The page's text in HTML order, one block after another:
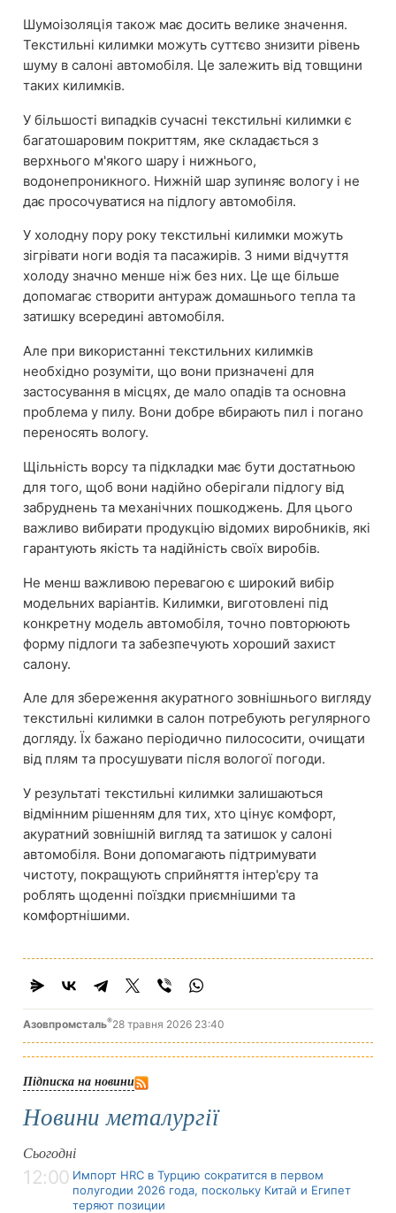
Шумоізоляція також має досить велике значення.
Текстильні килимки можуть суттєво знизити рівень
шуму в салоні автомобіля. Це залежить від товщини
таких килимків.
У більшості випадків сучасні текстильні килимки є
багатошаровим покриттям, яке складається з
верхнього м'якого шару і нижнього,
водонепроникного. Нижній шар зупиняє вологу і не
дає просочуватися на підлогу автомобіля.
У холодну пору року текстильні килимки можуть
зігрівати ноги водія та пасажирів. З ними відчуття
холоду значно менше ніж без них. Це ще більше
допомагає створити антураж домашнього тепла та
затишку всередині автомобіля.
Але при використанні текстильних килимків
необхідно розуміти, що вони призначені для
застосування в місцях, де мало опадів та основна
проблема у пилу. Вони добре вбирають пил і погано
переносять вологу.
Щільність ворсу та підкладки має бути достатньою
для того, щоб вони надійно оберігали підлогу від
забруднень та механічних пошкоджень. Для цього
важливо вибирати продукцію відомих виробників, які
гарантують якість та надійність своїх виробів.
Не менш важливою перевагою є широкий вибір
модельних варіантів. Килимки, виготовлені під
конкретну модель автомобіля, точно повторюють
форму підлоги та забезпечують хороший захист
салону.
Але для збереження акуратного зовнішнього вигляду
текстильні килимки в салон потребують регулярного
догляду. Їх бажано періодично пилососити, очищати
від плям та просушувати після вологої погоди.
У результаті текстильні килимки залишаються
відмінним рішенням для тих, хто цінує комфорт,
акуратний зовнішній вигляд та затишок у салоні
автомобіля. Вони допомагають підтримувати
чистоту, покращують сприйняття інтер'єру та
роблять щоденні поїздки приємнішими та
комфортнішими.
Азовпромсталь®28 травня 2026 23:40
Підписка на новини
Новини металургії
Сьогодні
12:00 Импорт HRC в Турцию сократится в первом
полугодии 2026 года, поскольку Китай и Египет
теряют позиции